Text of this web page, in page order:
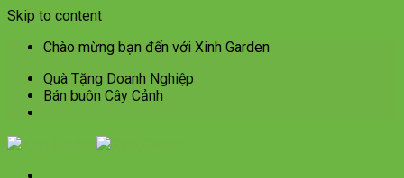
Skip to content
Chào mừng bạn đến với Xinh Garden
Quà Tặng Doanh Nghiệp
Bán buôn Cây Cảnh